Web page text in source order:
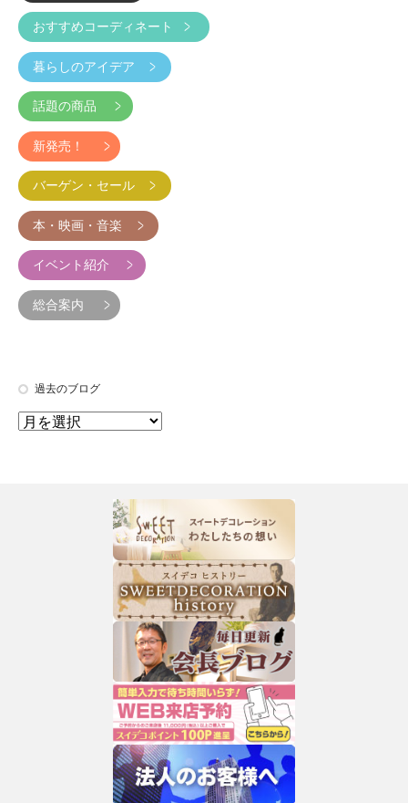
おすすめコーディネート
暮らしのアイデア
話題の商品
新発売！
バーゲン・セール
本・映画・音楽
イベント紹介
総合案内
過去のブログ